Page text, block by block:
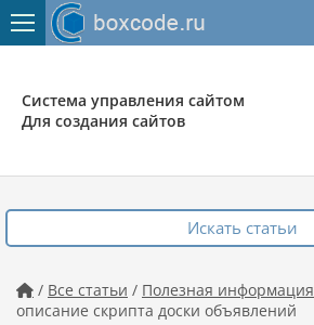
Система управления сайтом
Для создания сайтов
Искать статьи
 / Все статьи / Полезная информация
описание скрипта доски объявлений